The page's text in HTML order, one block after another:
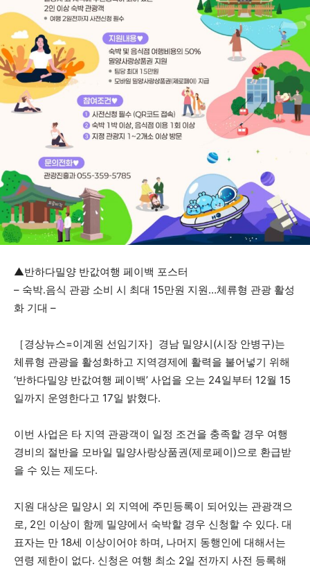
▲반하다밀양 반값여행 페이백 포스터
– 숙박․음식 관광 소비 시 최대 15만원 지원…체류형 관광 활성
화 기대 –
［경상뉴스=이계원 선임기자］경남 밀양시(시장 안병구)는
체류형 관광을 활성화하고 지역경제에 활력을 불어넣기 위해
‘반하다밀양 반값여행 페이백’ 사업을 오는 24일부터 12월 15
일까지 운영한다고 17일 밝혔다.
이번 사업은 타 지역 관광객이 일정 조건을 충족할 경우 여행
경비의 절반을 모바일 밀양사랑상품권(제로페이)으로 환급받
을 수 있는 제도다.
지원 대상은 밀양시 외 지역에 주민등록이 되어있는 관광객으
로, 2인 이상이 함께 밀양에서 숙박할 경우 신청할 수 있다. 대
표자는 만 18세 이상이어야 하며, 나머지 동행인에 대해서는
연령 제한이 없다. 신청은 여행 최소 2일 전까지 사전 등록해